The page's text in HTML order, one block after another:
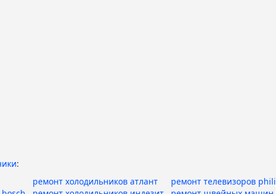
:
ремонт холодильников атлант
ремонт телевизоров